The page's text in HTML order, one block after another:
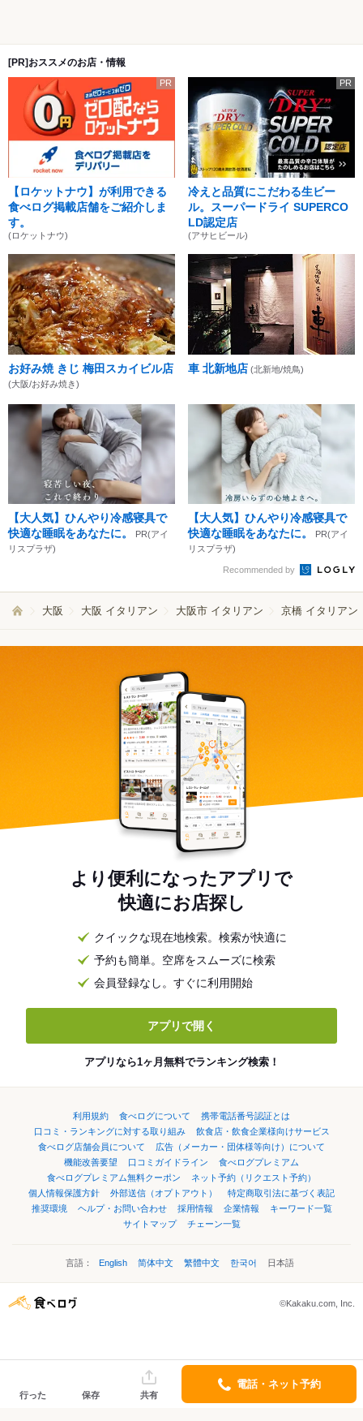
[PR]おススメのお店・情報
PR
【ロケットナウ】が利用できる
食べログ掲載店舗をご紹介しま
す。
(ロケットナウ)
PR
冷えと品質にこだわる生ビー
ル。スーパードライ SUPERCO
LD認定店
(アサヒビール)
お好み焼 きじ 梅田スカイビル店
(大阪/お好み焼き)
車 北新地店 (北新地/焼鳥)
【大人気】ひんやり冷感寝具で
快適な睡眠をあなたに。
PR(アイ
リスプラザ)
【大人気】ひんやり冷感寝具で
快適な睡眠をあなたに。
PR(アイ
リスプラザ)
Recommended by
大阪 大阪 イタリアン 大阪市 イタリアン 京橋 イタリアン
より便利になったアプリで
快適にお店探し
クイックな現在地検索。検索が快適に
予約も簡単。空席をスムーズに検索
会員登録なし。すぐに利用開始
アプリで開く
アプリなら1ヶ月無料でランキング検索！
利用規約 食べログについて
携帯電話番号認証とは
口コミ・ランキングに対する取り組み
飲食店・飲食企業様向けサービス
食べログ店舗会員について
広告（メーカー・団体様等向け）について
機能改善要望
口コミガイドライン
食べログプレミアム
食べログプレミアム無料クーポン
ネット予約（リクエスト予約）
個人情報保護方針
外部送信（オプトアウト）
特定商取引法に基づく表記
推奨環境
ヘルプ・お問い合わせ 採用情報 企業情報
キーワード一覧
サイトマップ
チェーン一覧
言語： English 简体中文 繁體中文 한국어 日本語
©Kakaku.com, Inc.
行った 保存 共有
電話・ネット予約